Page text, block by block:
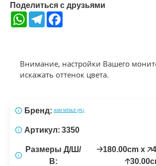
Поделиться с друзьями
WhatsAppTelegram
Внимание, настройки Вашего
искажать оттенок цвета.
Бренд: ASM MEBLE (PL)
Артикул: 3350
Размеры Д/Ш/
В:
🡢180.00cm x